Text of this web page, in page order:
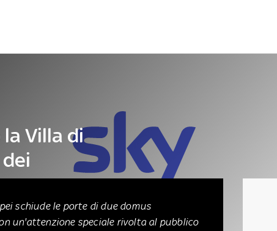
Villa di
schiude le porte di due domus
un'attenzione speciale rivolta al pubblico